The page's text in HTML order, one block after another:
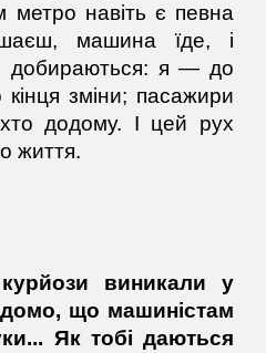
метро навіть є певна
машина їде, і
добираються: я — до
кінця зміни; пасажири
додому. І цей рух
життя.
виникали у
що машиністам
Як тобі даються